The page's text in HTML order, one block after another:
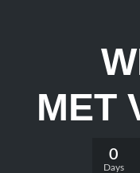
MET
0
Days